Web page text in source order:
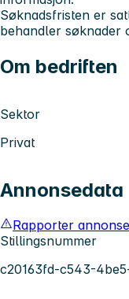
Søknadsfristen er
behandler søknader
Om bedriften
Sektor
Privat
Annonsedata
Rapporter annonse
Stillingsnummer
c20163fd-c543-